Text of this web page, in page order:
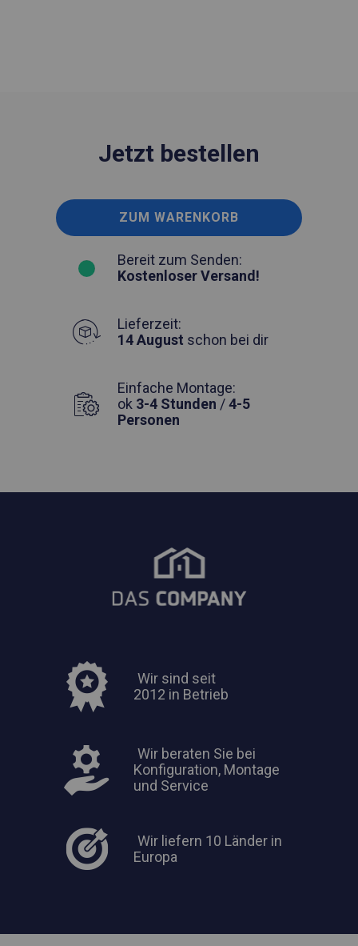
Jetzt bestellen
ZUM WARENKORB
Bereit zum Senden:
Kostenloser Versand!
Lieferzeit:
14 August schon bei dir
Einfache Montage:
ok 3-4 Stunden /4-5
Personen
Wir sind seit
2012 in Betrieb
Wir beraten Sie bei
Konfiguration, Montage
und Service
Wir liefern 10 Länder in
Europa